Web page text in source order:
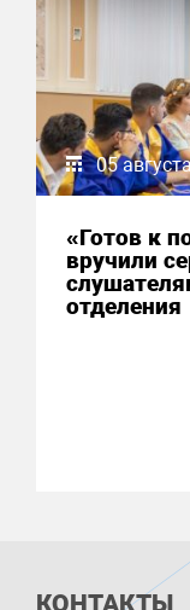
05
«Готов к
вручили
отделения